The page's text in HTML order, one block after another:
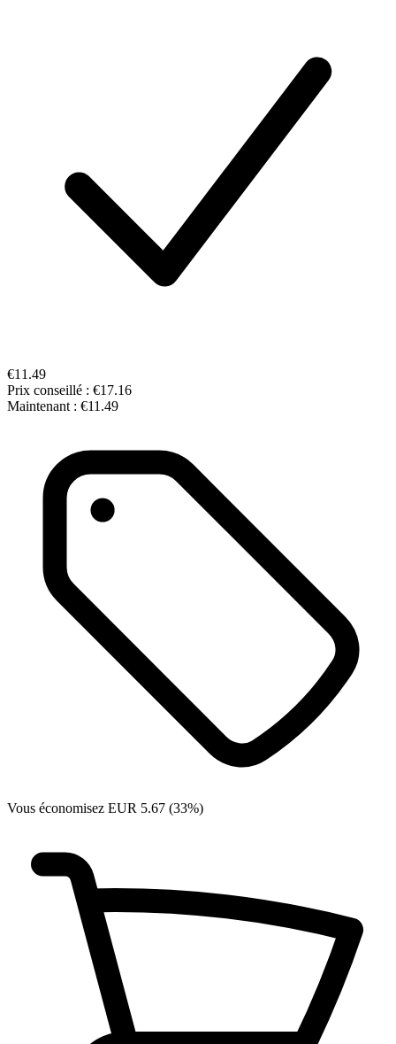
€11.49
Prix conseillé : €17.16
Maintenant : €11.49
Vous économisez EUR 5.67 (33%)